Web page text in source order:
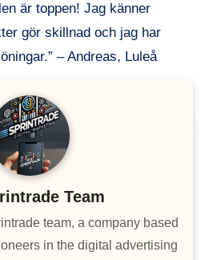
är toppen! Jag känner
gör skillnad och jag har
– Andreas, Luleå
Team
team, a company based
in the digital advertising